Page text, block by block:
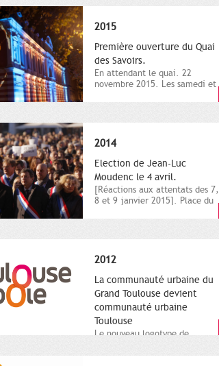
2015
Première ouverture du Quai
des Savoirs.
En attendant le quai. 22
novembre 2015. Les samedi et
2014
Election de Jean-Luc
Moudenc le 4 avril.
[Réactions aux attentats des 7,
8 et 9 janvier 2015]. Place du
2012
La communauté urbaine du
Grand Toulouse devient
communauté urbaine
Toulouse
Le nouveau logotype de
représentant l'anneau de